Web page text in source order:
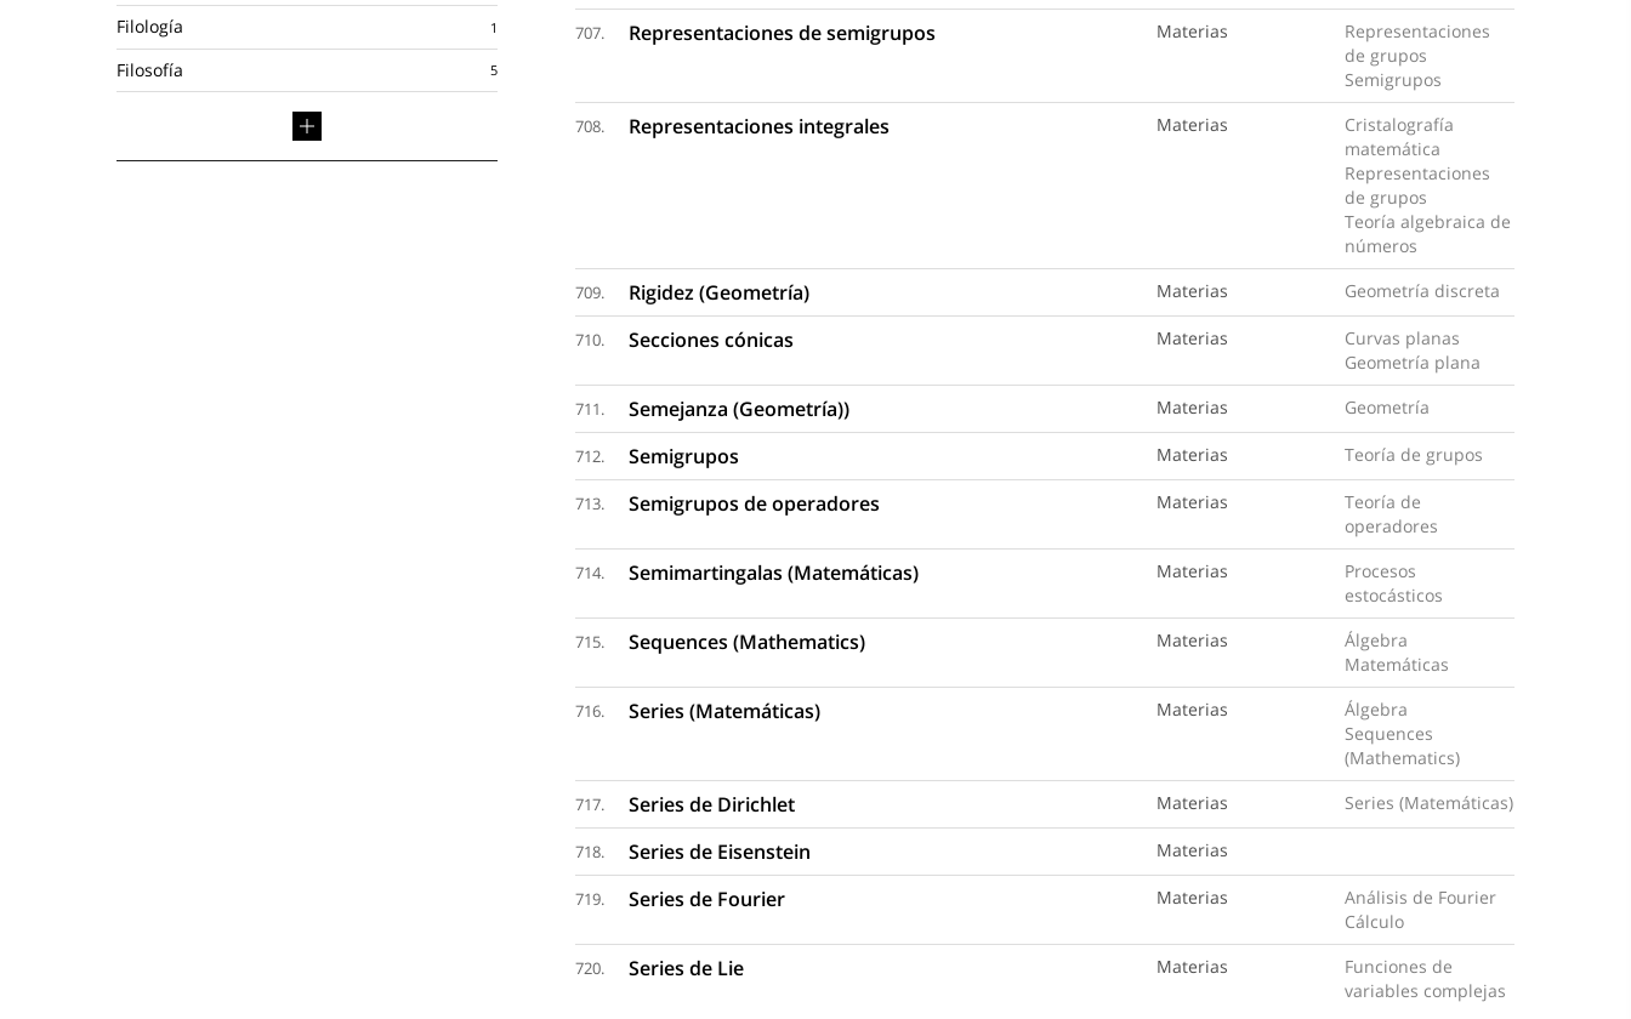
Filología
Filosofía
707. Representaciones de semigrupos Materias
Representaciones
de grupos
Semigrupos
708. Representaciones integrales Materias
Cristalografía
matemática
Representaciones
de grupos
Teoría algebraica de
números
709. Rigidez (Geometría) Materias Geometría discreta
710. Secciones cónicas Materias
Curvas planas
Geometría plana
711. Semejanza (Geometría)) Materias Geometría
712. Semigrupos Materias Teoría de grupos
713. Semigrupos de operadores Materias
Teoría de
operadores
714. Semimartingalas (Matemáticas) Materias
Procesos
estocásticos
715. Sequences (Mathematics) Materias
Álgebra
Matemáticas
716. Series (Matemáticas) Materias
Álgebra
Sequences
(Mathematics)
717. Series de Dirichlet Materias Series (Matemáticas)
718. Series de Eisenstein Materias
719. Series de Fourier Materias
Análisis de Fourier
Cálculo
720. Series de Lie Materias
Funciones de
variables complejas